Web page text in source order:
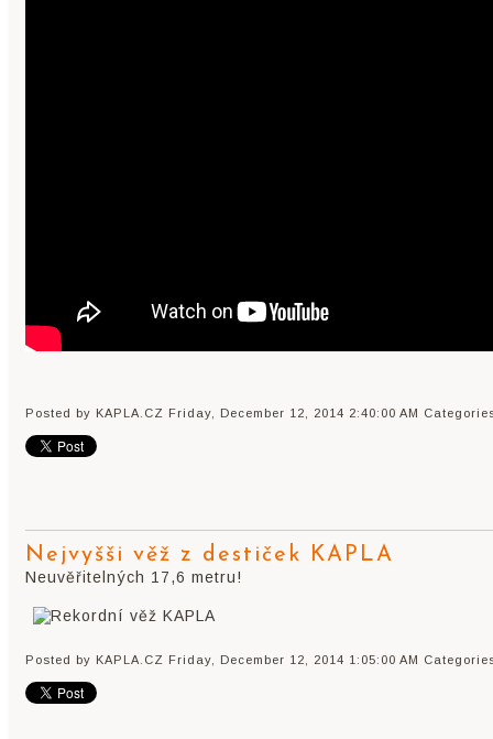
Posted by KAPLA.CZ Friday, December 12, 2014 2:40:00 AM
Nejvyšši věž z destiček KAPLA
Neuvěřitelných 17,6 metru!
Posted by KAPLA.CZ Friday, December 12, 2014 1:05:00 AM